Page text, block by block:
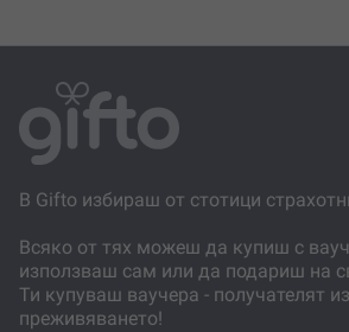
В Gifto избираш от стотици
Всяко от тях можеш да купиш с
използваш сам или да подариш на
Ти купуваш ваучера - получателят
преживяването!